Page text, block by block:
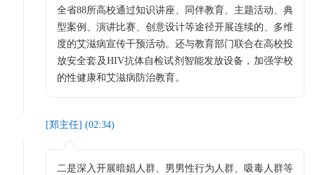
全省88所高校通过知识讲座、同伴教育、主题活动、典
型案例、演讲比赛、创意设计等途径开展连续的、多维
度的艾滋病宣传干预活动。还与教育部门联合在高校投
放安全套及HIV抗体自检试剂智能发放设备，加强学校
的性健康和艾滋病防治教育。
[郑主任] (02:34)
二是深入开展暗娼人群、男男性行为人群、吸毒人群等